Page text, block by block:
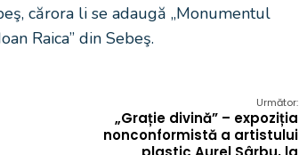
cărora li se adaugă „Monumentul
Raica” din Sebeş.
Următor:
„Grație divină” – expoziția
nonconformistă a artistului